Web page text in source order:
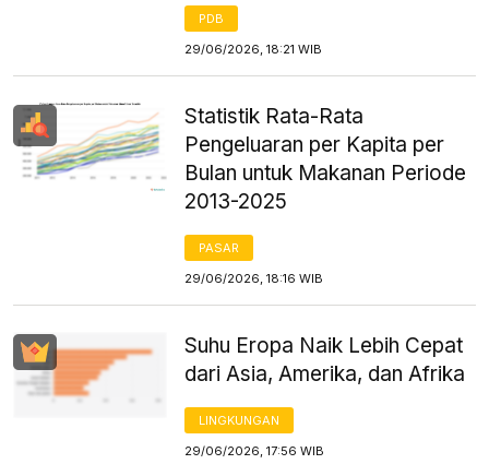
PDB
29/06/2026, 18:21 WIB
Statistik Rata-Rata
Pengeluaran per Kapita per
Bulan untuk Makanan Periode
2013-2025
PASAR
29/06/2026, 18:16 WIB
Suhu Eropa Naik Lebih Cepat
dari Asia, Amerika, dan Afrika
LINGKUNGAN
29/06/2026, 17:56 WIB